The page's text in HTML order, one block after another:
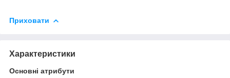
Приховати
Характеристики
Основні атрибути